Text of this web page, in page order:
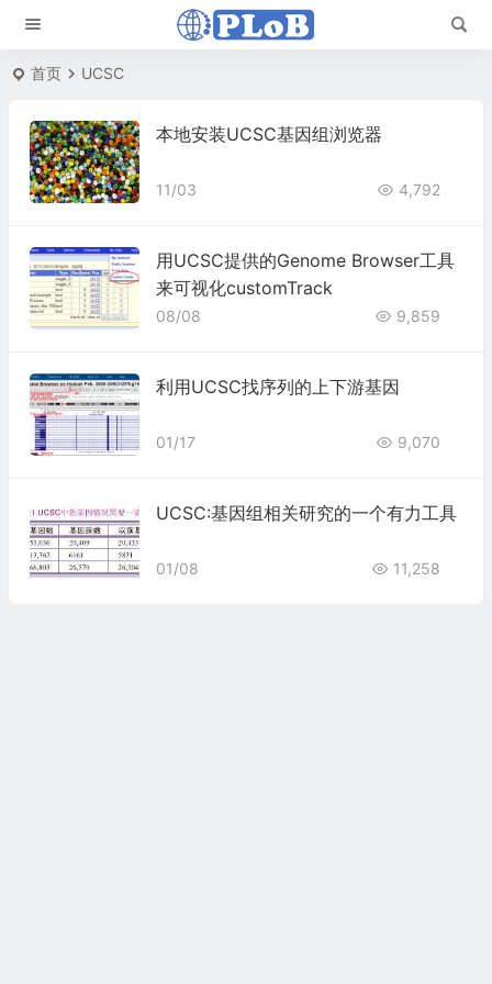
首页 UCSC
本地安装UCSC基因组浏览器
11/03 4,792
用UCSC提供的Genome Browser工具
来可视化customTrack
08/08 9,859
利用UCSC找序列的上下游基因
01/17 9,070
UCSC:基因组相关研究的一个有力工具
01/08 11,258